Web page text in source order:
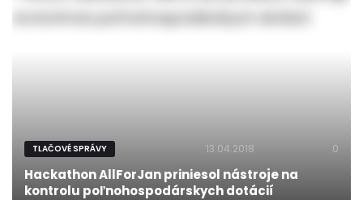
TLAČOVÉ SPRÁVY 13.04.2018 0
Hackathon AllForJan priniesol nástroje na
kontrolu poľnohospodárskych dotácií